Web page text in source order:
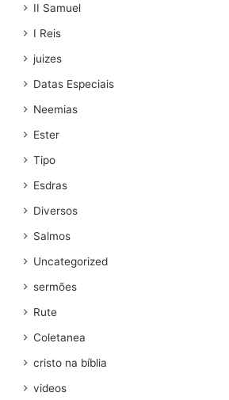
II Samuel
I Reis
juizes
Datas Especiais
Neemias
Ester
Tipo
Esdras
Diversos
Salmos
Uncategorized
sermões
Rute
Coletanea
cristo na bíblia
videos